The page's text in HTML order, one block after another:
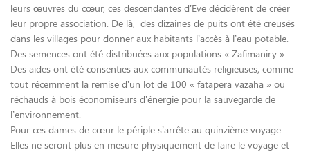
leurs œuvres du cœur, ces descendantes d’Eve décidèrent de créer
leur propre association. De là, des dizaines de puits ont été creusés
dans les villages pour donner aux habitants l’accès à l’eau potable.
Des semences ont été distribuées aux populations « Zafimaniry ».
Des aides ont été consenties aux communautés religieuses, comme
tout récemment la remise d’un lot de 100 « fatapera vazaha » ou
réchauds à bois économiseurs d’énergie pour la sauvegarde de
l’environnement.
Pour ces dames de cœur le périple s’arrête au quinzième voyage.
Elles ne seront plus en mesure physiquement de faire le voyage et